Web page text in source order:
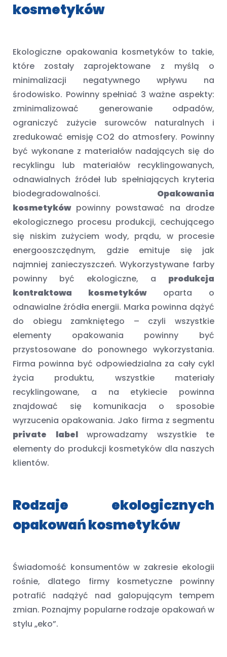
kosmetyków
Ekologiczne opakowania kosmetyków to takie,
które zostały zaprojektowane z myślą o
minimalizacji negatywnego wpływu na
środowisko. Powinny spełniać 3 ważne aspekty:
zminimalizować generowanie odpadów,
ograniczyć zużycie surowców naturalnych i
zredukować emisję CO2 do atmosfery. Powinny
być wykonane z materiałów nadających się do
recyklingu lub materiałów recyklingowanych,
odnawialnych źródeł lub spełniających kryteria
biodegradowalności. Opakowania
kosmetyków powinny powstawać na drodze
ekologicznego procesu produkcji, cechującego
się niskim zużyciem wody, prądu, w procesie
energooszczędnym, gdzie emituje się jak
najmniej zanieczyszczeń. Wykorzystywane farby
powinny być ekologiczne, a produkcja
kontraktowa kosmetykówoparta o
odnawialne źródła energii. Marka powinna dążyć
do obiegu zamkniętego – czyli wszystkie
elementy opakowania powinny być
przystosowane do ponownego wykorzystania.
Firma powinna być odpowiedzialna za cały cykl
życia produktu, wszystkie materiały
recyklingowane, a na etykiecie powinna
znajdować się komunikacja o sposobie
wyrzucenia opakowania. Jako firma z segmentu
private label wprowadzamy wszystkie te
elementy do produkcji kosmetyków dla naszych
klientów.
Rodzaje ekologicznych
opakowań kosmetyków
Świadomość konsumentów w zakresie ekologii
rośnie, dlatego firmy kosmetyczne powinny
potrafić nadążyć nad galopującym tempem
zmian. Poznajmy popularne rodzaje opakowań w
stylu „eko”.